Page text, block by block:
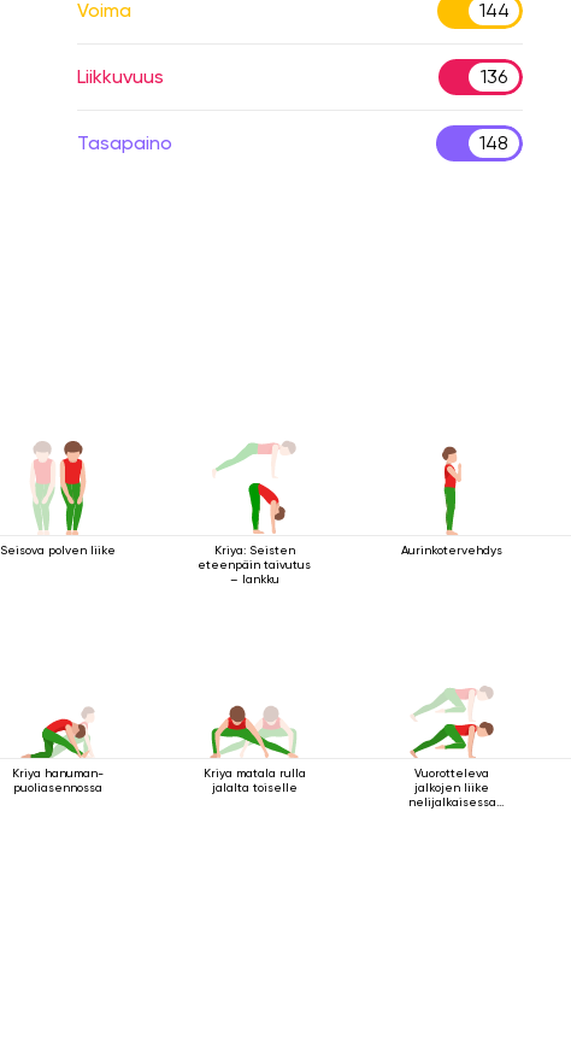
Voima 144
Liikkuvuus 136
Tasapaino 148
Seisova polven liike
Kriya: Seisten
eteenpäin taivutus
– lankku
Aurinkotervehdys
Kriya hanuman-
puoliasennossa
Kriya matala rulla
jalalta toiselle
Vuorotteleva
jalkojen liike
nelijalkaisessa